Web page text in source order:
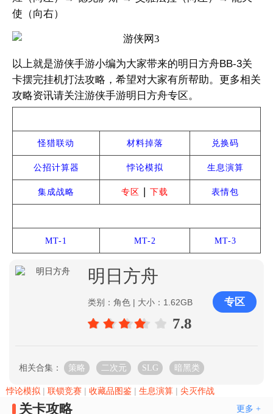
使（向右）
以上就是游侠手游小编为大家带来的明日方舟BB-3关
卡摆完挂机打法攻略，希望对大家有所帮助。更多相关
攻略资讯请关注游侠手游明日方舟专区。
怪猎联动 材料掉落 兑换码
公招计算器 悖论模拟 生息演算
集成战略 专区 | 下载 表情包
MT-1 MT-2 MT-3
明日方舟
类别：角色 | 大小：1.62GB
7.8
专区
相关合集： 策略 二次元 SLG 暗黑类
悖论模拟 | 联锁竞赛 | 收藏品图鉴 | 生息演算 | 尖灭作战
关卡攻略 更多 +